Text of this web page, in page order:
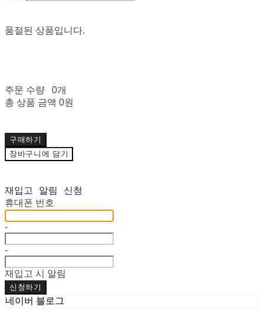
품절된 상품입니다.
주문 수량
0개
총 상품 금액 0원
구매하기
장바구니에 담기
재입고 알림 신청
휴대폰 번호
-
-
재입고 시 알림
신청하기
네이버 블로그